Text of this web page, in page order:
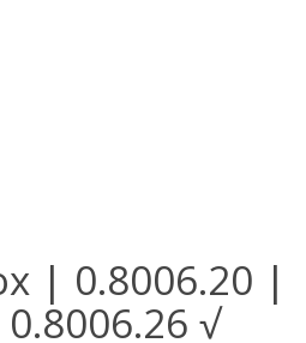
| 0.8006.20 |
√